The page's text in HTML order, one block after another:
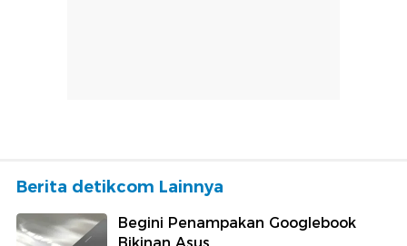
Berita detikcom Lainnya
Begini Penampakan Googlebook